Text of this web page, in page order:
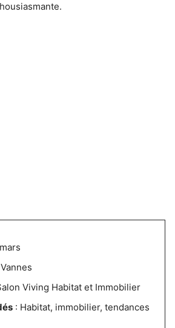
Viving Habitat et Immobilier
: Habitat, immobilier, tendances